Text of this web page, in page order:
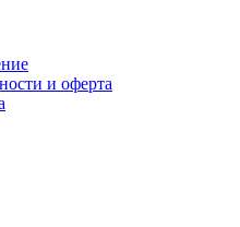
и оферта